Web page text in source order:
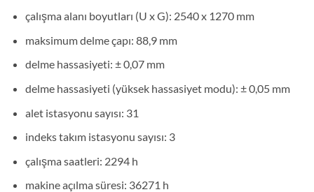
çalışma alanı boyutları (U x G): 2540 x 1270 mm
maksimum delme çapı: 88,9 mm
delme hassasiyeti: ± 0,07 mm
delme hassasiyeti (yüksek hassasiyet modu): ± 0,05 mm
alet istasyonu sayısı: 31
indeks takım istasyonu sayısı: 3
çalışma saatleri: 2294 h
makine açılma süresi: 36271 h